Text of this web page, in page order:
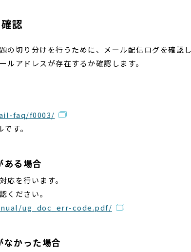
認
の切り分けを行うために、メール配信ログを確認
アドレスが存在するか確認します。
faq/f0003/
す。
ある場合
応を行います。
ください。
ug_doc_err-code.pdf/
なかった場合